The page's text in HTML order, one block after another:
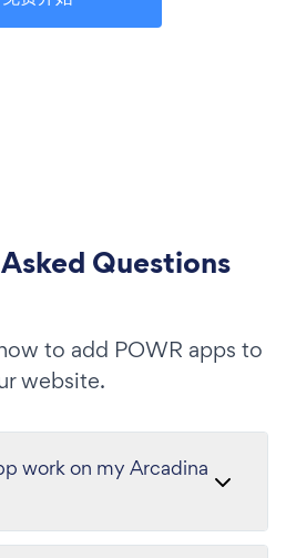
Questions
to add POWR apps to
website.
work on my Arcadina